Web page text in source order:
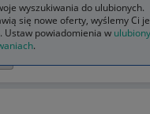
wyszukiwania do ulubionych.
się nowe oferty, wyślemy Ci je
Ustaw powiadomienia w
.